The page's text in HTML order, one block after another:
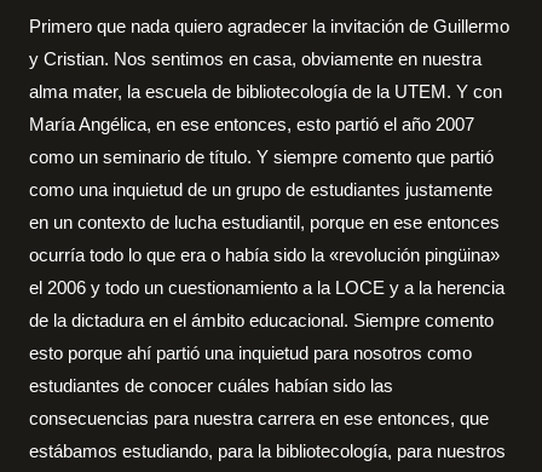
Primero que nada quiero agradecer la invitación de Guillermo
y Cristian. Nos sentimos en casa, obviamente en nuestra
alma mater, la escuela de bibliotecología de la UTEM. Y con
María Angélica, en ese entonces, esto partió el año 2007
como un seminario de título. Y siempre comento que partió
como una inquietud de un grupo de estudiantes justamente
en un contexto de lucha estudiantil, porque en ese entonces
ocurría todo lo que era o había sido la «revolución pingüina»
el 2006 y todo un cuestionamiento a la LOCE y a la herencia
de la dictadura en el ámbito educacional. Siempre comento
esto porque ahí partió una inquietud para nosotros como
estudiantes de conocer cuáles habían sido las
consecuencias para nuestra carrera en ese entonces, que
estábamos estudiando, para la bibliotecología, para nuestros